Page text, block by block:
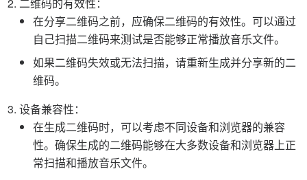
在分享二维码之前，应确保二维码的有效性。可以通过
自己扫描二维码来测试是否能够正常播放音乐文件。
如果二维码失效或无法扫描，请重新生成并分享新的二
维码。
设备兼容性：
在生成二维码时，可以考虑不同设备和浏览器的兼容
性。确保生成的二维码能够在大多数设备和浏览器上正
常扫描和播放音乐文件。